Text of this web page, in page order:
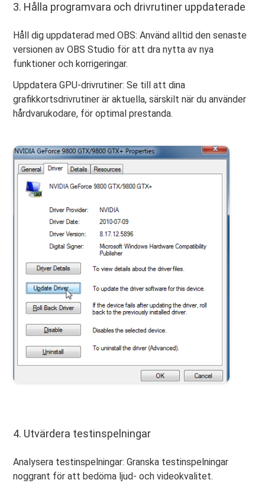
3. Hålla programvara och drivrutiner uppdaterade
Håll dig uppdaterad med OBS: Använd alltid den senaste
versionen av OBS Studio för att dra nytta av nya
funktioner och korrigeringar.
Uppdatera GPU-drivrutiner: Se till att dina
grafikkortsdrivrutiner är aktuella, särskilt när du använder
hårdvarukodare, för optimal prestanda.
4. Utvärdera testinspelningar
Analysera testinspelningar: Granska testinspelningar
noggrant för att bedöma ljud- och videokvalitet.